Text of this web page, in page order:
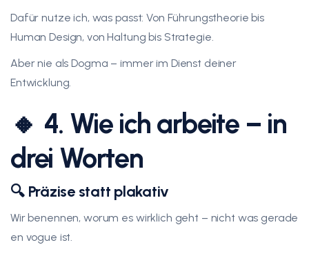
Dafür nutze ich, was passt: Von Führungstheorie bis
Human Design, von Haltung bis Strategie.
Aber nie als Dogma – immer im Dienst deiner
Entwicklung.
🔸 4. Wie ich arbeite – in
drei Worten
🔍 Präzise statt plakativ
Wir benennen, worum es wirklich geht – nicht was gerade
en vogue ist.